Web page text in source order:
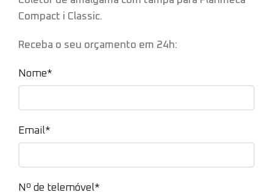
Compact i Classic.
Receba o seu orçamento em 24h:
Nome*
Email*
Nº de telemóvel*